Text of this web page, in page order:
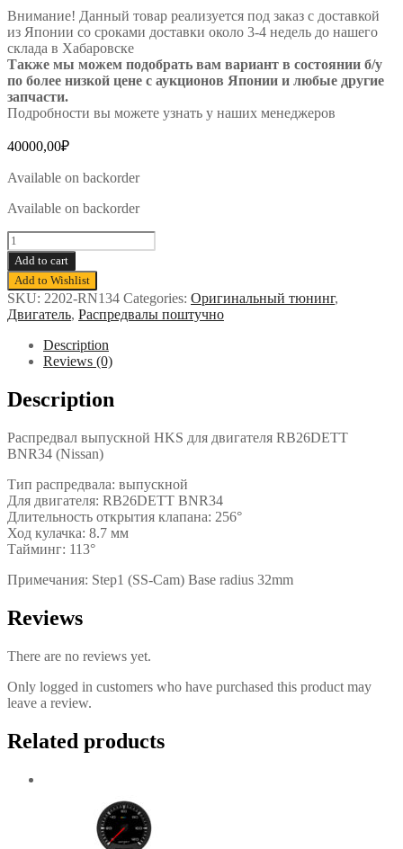
Внимание! Данный товар реализуется под заказ с доставкой
из Японии со сроками доставки около 3-4 недель до нашего
склада в Хабаровске
Также мы можем подобрать вам вариант в состоянии б/у
по более низкой цене с аукционов Японии и любые другие
запчасти.
Подробности вы можете узнать у наших менеджеров
40000,00₽
Available on backorder
Available on backorder
Распредвал
выпускной
HKS
на
RB26DETT
BNR34
256°
(Stage
quantity
Add to cart
Add to Wishlist
SKU: 2202-RN134 Categories: Оригинальный тюнинг,
Двигатель, Распредвалы поштучно
Description
Reviews (0)
Description
Распредвал выпускной HKS для двигателя RB26DETT
BNR34 (Nissan)
Тип распредвала: выпускной
Для двигателя: RB26DETT BNR34
Длительность открытия клапана: 256°
Ход кулачка: 8.7 мм
Тайминг: 113°
Примечания: Step1 (SS-Cam) Base radius 32mm
Reviews
There are no reviews yet.
Only logged in customers who have purchased this product may
leave a review.
Related products